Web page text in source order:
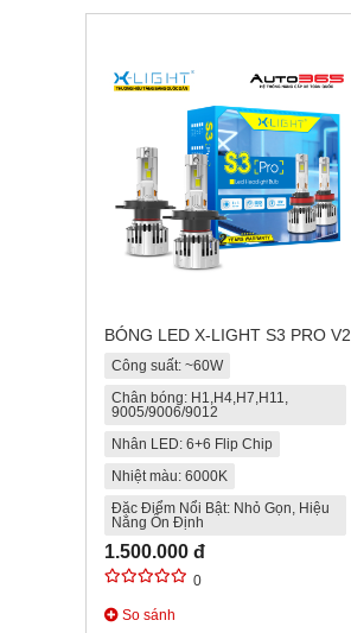
BÓNG LED X-LIGHT S3 PRO V2
Công suất: ~60W
Chân bóng: H1,H4,H7,H11,
9005/9006/9012
Nhân LED: 6+6 Flip Chip
Nhiệt màu: 6000K
Đặc Điểm Nổi Bật: Nhỏ Gọn, Hiệu
Năng Ổn Định
1.500.000 đ
0
So sánh